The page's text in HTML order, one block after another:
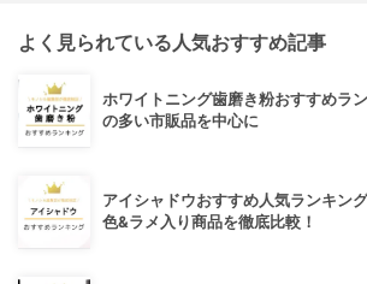
よく見られている人気おすすめ記事
ホワイトニング歯磨き粉おすすめラ
の多い市販品を中心に
アイシャドウおすすめ人気ランキン
色&ラメ入り商品を徹底比較！